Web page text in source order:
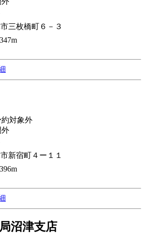
三枚橋町６－３
対象外
外
新宿町４ー１１
沼津支店